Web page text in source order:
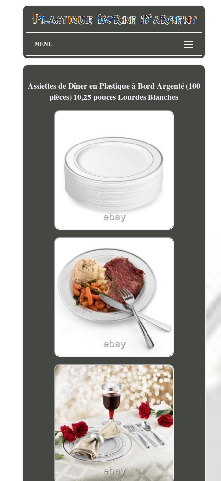
MENU
Assiettes de Dîner en Plastique à Bord Argenté (100
pièces) 10,25 pouces Lourdes Blanches